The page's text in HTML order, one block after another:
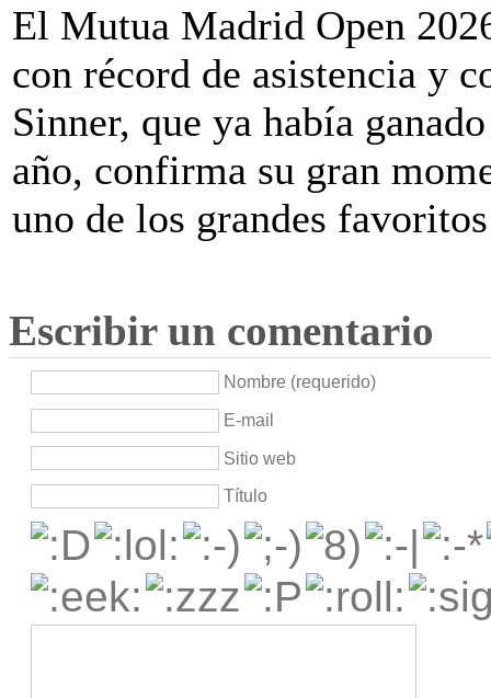
El Mutua Madrid Open
con récord de asistencia y
Sinner, que ya había
año, confirma su gran
uno de los grandes
Escribir un comentario
Nombre (requerido)
E-mail
Sitio web
Título